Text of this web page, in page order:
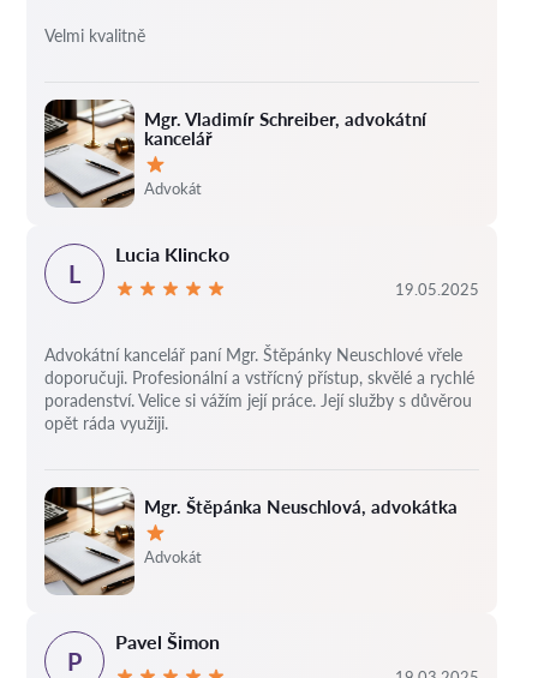
Mgr. Vladimír Schreiber, advokátní
kancelář
Hodnocení:
Advokát
Velmi kvalitně
Mgr. Štěpánka Neuschlová, advokátka
Hodnocení:
Advokát
L
Lucia Klincko
19.05.2025
Advokátní kancelář paní Mgr. Štěpánky Neuschlové vřele
doporučuji. Profesionální a vstřícný přístup, skvělé a rychlé
poradenství. Velice si vážím její práce. Její služby s důvěrou
opět ráda využiji.
P
Pavel Šimon